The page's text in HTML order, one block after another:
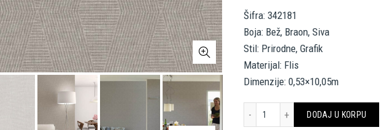
Šifra: 342181
Boja: Bež, Braon, Siva
Stil: Prirodne, Grafik
Materijal: Flis
Dimenzije: 0,53×10,05m
DODAJ U KORPU